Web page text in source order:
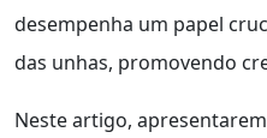
desempenha um papel
das unhas, promovendo
Neste artigo,